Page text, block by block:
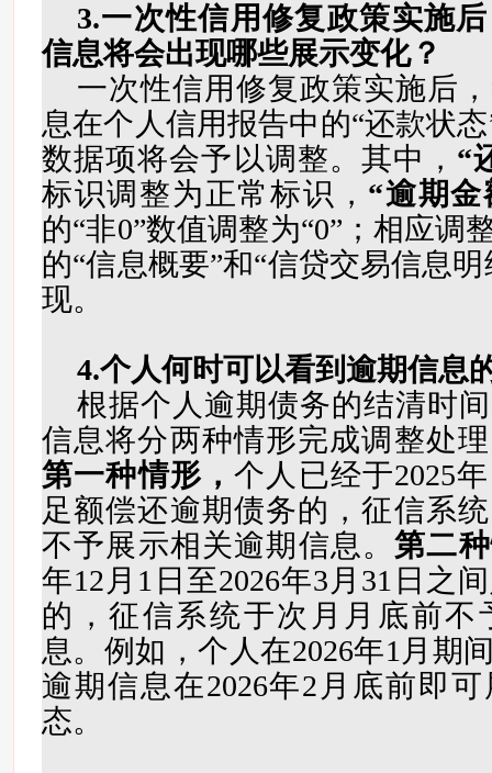
3.一次性信用修复政策实施
信息将会出现哪些展示变化？
一次性信用修复政策实施后
息在个人信用报告中的“还款状
数据项将会予以调整。其中， “
标识调整为正常标识， “逾期金
的“非0”数值调整为“0”；相应调
的“信息概要”和“信贷交易信息
现。
4.个人何时可以看到逾期信息
根据个人逾期债务的结清时
信息将分两种情形完成调整处
第一种情形，个人已经于2025
足额偿还逾期债务的，征信系
不予展示相关逾期信息。第二
年12月1日至2026年3月31日之
的，征信系统于次月月底前不
息。例如，个人在2026年1月期
逾期信息在2026年2月底前即
态。